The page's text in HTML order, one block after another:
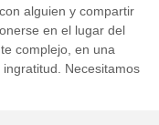
alguien y compartir
en el lugar del
complejo, en una
Necesitamos